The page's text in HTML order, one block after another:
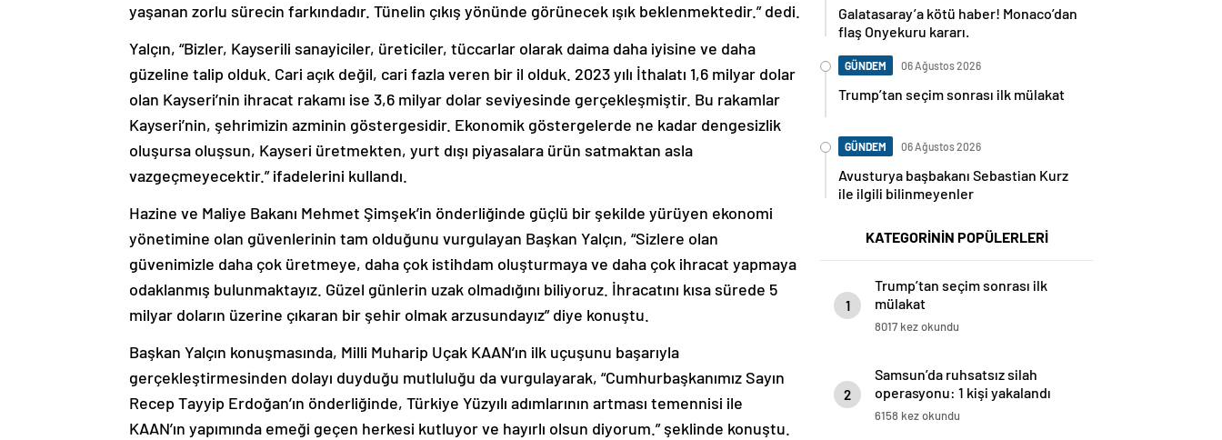
yaşanan zorlu sürecin farkındadır. Tünelin çıkış yönünde görünecek ışık beklenmektedir.” dedi.
Yalçın, “Bizler, Kayserili sanayiciler, üreticiler, tüccarlar olarak daima daha iyisine ve daha
güzeline talip olduk. Cari açık değil, cari fazla veren bir il olduk. 2023 yılı İthalatı 1,6 milyar dolar
olan Kayseri’nin ihracat rakamı ise 3,6 milyar dolar seviyesinde gerçekleşmiştir. Bu rakamlar
Kayseri’nin, şehrimizin azminin göstergesidir. Ekonomik göstergelerde ne kadar dengesizlik
oluşursa oluşsun, Kayseri üretmekten, yurt dışı piyasalara ürün satmaktan asla
vazgeçmeyecektir.” ifadelerini kullandı.
Hazine ve Maliye Bakanı Mehmet Şimşek’in önderliğinde güçlü bir şekilde yürüyen ekonomi
yönetimine olan güvenlerinin tam olduğunu vurgulayan Başkan Yalçın, “Sizlere olan
güvenimizle daha çok üretmeye, daha çok istihdam oluşturmaya ve daha çok ihracat yapmaya
odaklanmış bulunmaktayız. Güzel günlerin uzak olmadığını biliyoruz. İhracatını kısa sürede 5
milyar doların üzerine çıkaran bir şehir olmak arzusundayız” diye konuştu.
Başkan Yalçın konuşmasında, Milli Muharip Uçak KAAN’ın ilk uçuşunu başarıyla
gerçekleştirmesinden dolayı duyduğu mutluluğu da vurgulayarak, “Cumhurbaşkanımız Sayın
Recep Tayyip Erdoğan’ın önderliğinde, Türkiye Yüzyılı adımlarının artması temennisi ile
KAAN’ın yapımında emeği geçen herkesi kutluyor ve hayırlı olsun diyorum.” şeklinde konuştu.
Galatasaray’a kötü haber! Monaco’dan
flaş Onyekuru kararı.
GÜNDEM 06 Ağustos 2026
Trump’tan seçim sonrası ilk mülakat
GÜNDEM 06 Ağustos 2026
Avusturya başbakanı Sebastian Kurz
ile ilgili bilinmeyenler
KATEGORİNİN POPÜLERLERİ
1
Trump’tan seçim sonrası ilk
mülakat
8017 kez okundu
2
Samsun’da ruhsatsız silah
operasyonu: 1 kişi yakalandı
6158 kez okundu